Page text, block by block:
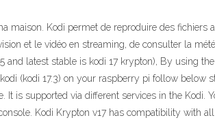
maison. Kodi permet de reproduire des fichiers
et le vidéo en streaming, de consulter la
and latest stable is kodi 17 krypton), By using
(kodi 17.3) on your raspberry pi follow below
is supported via different services in the Kodi.
Kodi Krypton v17 has compatibility with